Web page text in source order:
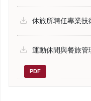
休旅所聘任專業
運動休閒與餐旅
PDF